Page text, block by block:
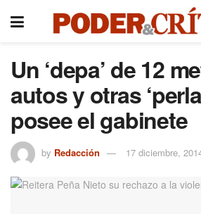
Un ‘depa’ de 12
autos y otras
posee el gabinete
by Redacción 17 diciembre,